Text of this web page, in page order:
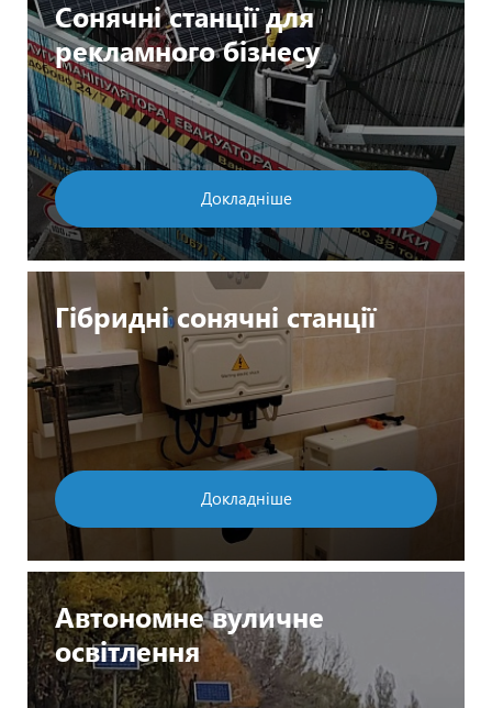
Сонячні станції для
рекламного бізнесу
Докладніше
Гібридні сонячні станції
Докладніше
Автономне вуличне
освітлення